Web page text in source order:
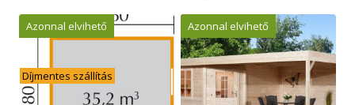
Azonnal elvihető
Díjmentes szállítás
Azonnal elvihető